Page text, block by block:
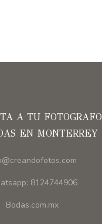
A TU FOTOGRAFO
EN MONTERREY
8124744906
Bodas.com.mx